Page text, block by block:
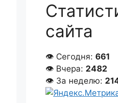
сайта
👁 Сегодня: 661
👁 Вчера: 2482
👁 За неделю: